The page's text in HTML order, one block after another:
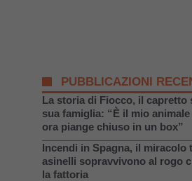
PUBBLICAZIONI
La storia di Fiocco, il capretto
sua famiglia: “È il mio
ora piange chiuso in un box”
Incendi in Spagna, il miracolo
asinelli sopravvivono al rogo
la fattoria